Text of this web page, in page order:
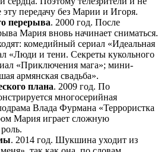
эту передачу без Марии и Игоря.
перерыва. 2000 год. После
Мария вновь начинает сниматься.
комедийный сериал «Идеальная
«Люди и тени. Секреты кукольного
«Приключения мага»; мини-
армянская свадьба».
плана. 2009 год. По
многосерийная
Влада Фурмана «Террористка
Мария играет сложную
. 2014 год. Шукшина уходит из